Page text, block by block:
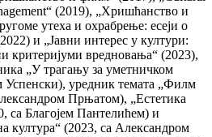
(2019), „Хришћанство и
утеха и охрабрење: есеји о
и „Јавни интерес у култури:
критеријуми вредновања“ (2023),
„У трагању за уметничком
уредник темата „Филм
Прњатом), „Естетика
са Благојем Пантелићем) и
култура“ (2023, са Александром